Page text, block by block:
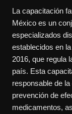
La capacitación
México es un
especializados
establecidos en
2016, que regula
país. Esta
responsable de
prevención de
medicamentos,